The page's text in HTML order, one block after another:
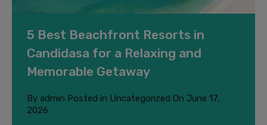
5 Best Beachfront Resorts in
Candidasa for a Relaxing and
Memorable Getaway
By admin Posted in Uncategorized On June 17,
2026